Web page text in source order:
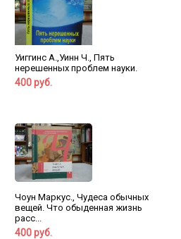
Уиггинс А.,Уинн Ч., Пять
нерешенных проблем науки.
400 руб.
Чоун Маркус., Чудеса обычных
вещей. Что обыденная жизнь
расс...
400 руб.